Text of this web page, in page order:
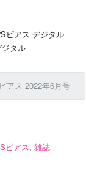
ピアス デジタル
タル
アス 2022年6月号
ピアス, 雑誌